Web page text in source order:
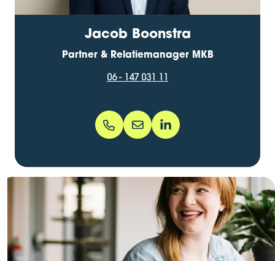
Jacob Boonstra
Partner & Relatiemanager MKB
06 - 147 031 11
06 - 147 031 11
jacob.boonstra@bentacera.nl
jacob-boonstra-